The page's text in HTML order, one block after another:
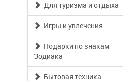
Для туризма и отдыха
Игры и увлечения
Подарки по знакам
Зодиака
Бытовая техника